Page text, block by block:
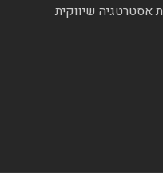
אסטרטגיה שיווקית